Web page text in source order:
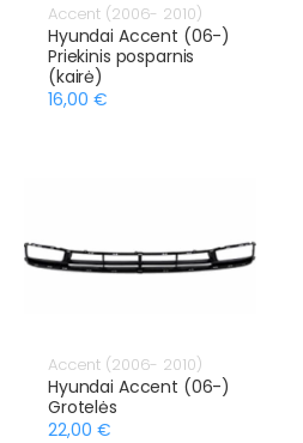
Accent (2006- 2010)
Hyundai Accent (06-)
Priekinis posparnis
(kairė)
16,00 €
Accent (2006- 2010)
Hyundai Accent (06-)
Grotelės
22,00 €